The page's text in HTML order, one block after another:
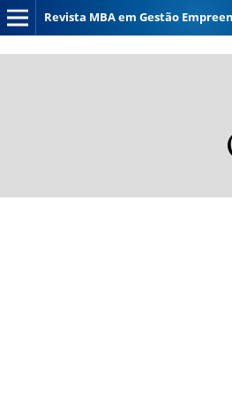
Revista MBA em Gestão